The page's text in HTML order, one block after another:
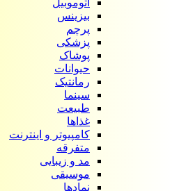
اتوموبیل
بیزینس
پرچم
پزشکی
پوشاک
حیوانات
رمانتیک
سینما
طبیعت
غذاها
کامپیوتر و اینترنت
متفرقه
مد و زیبایی
موسیقی
نمادها